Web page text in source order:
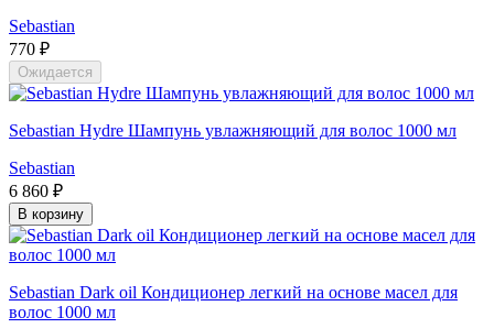
Sebastian
770 ₽
Ожидается
Sebastian Hydre Шампунь увлажняющий для волос 1000 мл
Sebastian
6 860 ₽
В корзину
Sebastian Dark oil Кондиционер легкий на основе масел для
волос 1000 мл